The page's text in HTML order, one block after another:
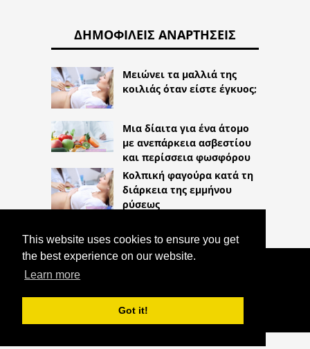
This website uses cookies to ensure you get
the best experience on our website.
Learn more
Got it!
ΔΗΜΟΦΙΛΕΊΣ ΑΝΑΡΤΉΣΕΙΣ
Μειώνει τα μαλλιά της
κοιλιάς όταν είστε έγκυος;
Μια δίαιτα για ένα άτομο
με ανεπάρκεια ασβεστίου
και περίσσεια φωσφόρου
Κολπική φαγούρα κατά τη
διάρκεια της εμμήνου
ρύσεως
ΣΥΡΡΊΚΝΩΣΗ: ΑΙΤΊΕΣ ΚΑΙ ΘΕΡΑΠΕΊΕΣ